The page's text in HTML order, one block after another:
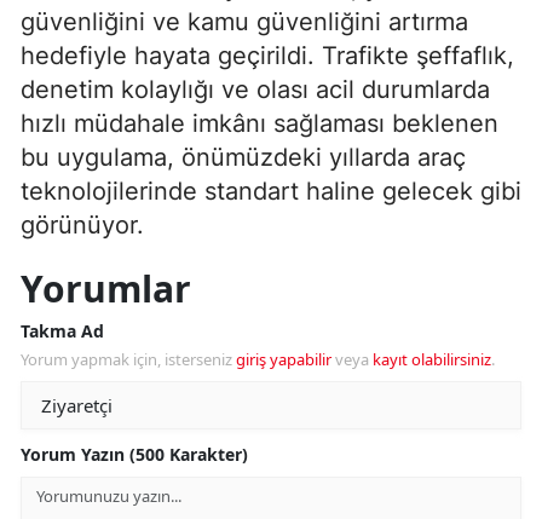
güvenliğini ve kamu güvenliğini artırma
hedefiyle hayata geçirildi. Trafikte şeffaflık,
denetim kolaylığı ve olası acil durumlarda
hızlı müdahale imkânı sağlaması beklenen
bu uygulama, önümüzdeki yıllarda araç
teknolojilerinde standart haline gelecek gibi
görünüyor.
Yorumlar
Takma Ad
Yorum yapmak için, istersenizgiriş yapabilirveya kayıt olabilirsiniz.
Yorum Yazın (500 Karakter)